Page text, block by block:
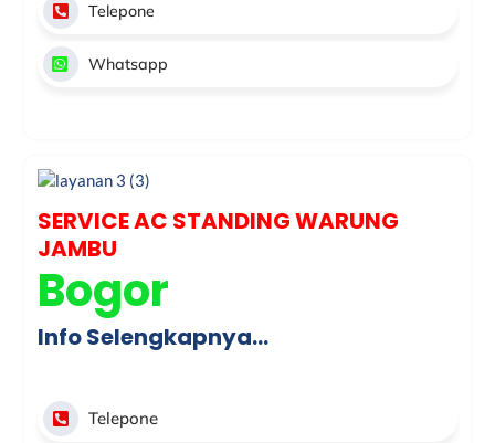
Telepone
Whatsapp
SERVICE AC STANDING WARUNG
JAMBU
Bogor
Info Selengkapnya…
Telepone